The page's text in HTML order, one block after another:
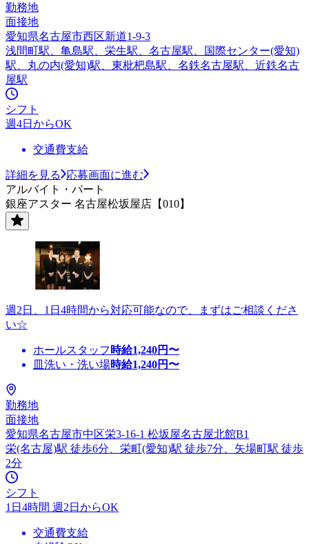
勤務地
面接地
愛知県名古屋市西区新道1-9-3
浅間町駅、亀島駅、栄生駅、名古屋駅、国際センター(愛知)
駅、丸の内(愛知)駅、東枇杷島駅、名鉄名古屋駅、近鉄名古
屋駅
シフト
週4日からOK
交通費支給
詳細を見る
応募画面に進む
アルバイト・パート
銀座アスター 名古屋松坂屋店【010】
週2日、1日4時間から対応可能なので、まずはご相談くださ
い☆
ホールスタッフ 時給1,240円〜
皿洗い・洗い場時給1,240円〜
勤務地
面接地
愛知県名古屋市中区栄3-16-1 松坂屋名古屋北館B1
栄(名古屋)駅 徒歩6分、栄町(愛知)駅 徒歩7分、矢場町駅 徒歩
2分
シフト
1日4時間 週2日からOK
交通費支給